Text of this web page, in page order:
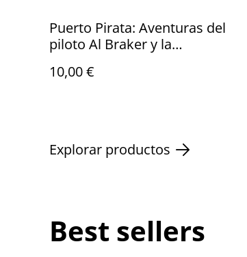
Puerto Pirata: Aventuras del
piloto Al Braker y la
Reed
10,00 €
Explorar productos
Best sellers